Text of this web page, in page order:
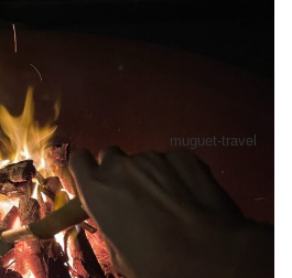
muguet-travel